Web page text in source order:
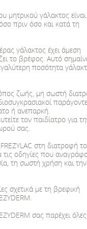
μητρικού γάλακτος
πριν όσο και κατά τη
γάλακτος έχει άμεση
το βρέφος. Αυτό
ποσότητα
ζωής, μη σωστή
ή ανεπαρκή.
τον παιδίατρο για
σας.
στη διατροφή
οδηγίες που
τη σωστή χρήση και την
σχετικά με τη βρεφική
σας παρέχει όλες
2 είναι αγελαδινό
μήνα στο πλαίσιο
της Ε.Ε.
βρεφικής
βιταμίνες, μέταλλα,
απαιτείται από
Νουκλεοτίδια,
η ιδανική τροφή
είναι ιδανικός
τον παιδίατρο
με